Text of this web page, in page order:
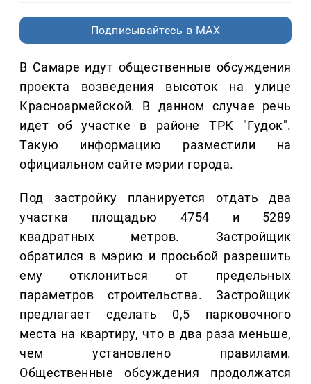
Подписывайтесь в MAX
В Самаре идут общественные обсуждения
проекта возведения высоток на улице
Красноармейской. В данном случае речь
идет об участке в районе ТРК "Гудок".
Такую информацию разместили на
официальном сайте мэрии города.
Под застройку планируется отдать два
участка площадью 4754 и 5289
квадратных метров. Застройщик
обратился в мэрию и просьбой разрешить
ему отклониться от предельных
параметров строительства. Застройщик
предлагает сделать 0,5 парковочного
места на квартиру, что в два раза меньше,
чем установлено правилами.
Общественные обсуждения продолжатся